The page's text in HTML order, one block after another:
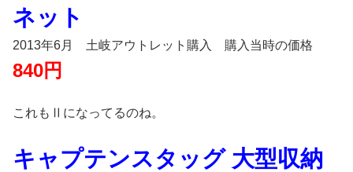
ネット
2013年6月 土岐アウトレット購入 購入当時の価格
840円
これもⅡになってるのね。
キャプテンスタッグ 大型収納